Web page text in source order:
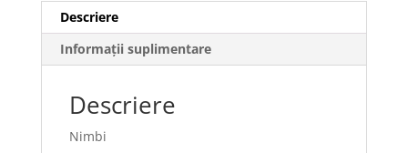
Descriere
Informații suplimentare
Descriere
Nimbi